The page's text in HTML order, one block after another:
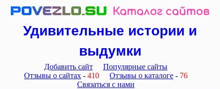
Удивительные истории и
выдумки
Добавить сайт
Популярные сайты
Отзывы о сайтах - 410 Отзывы о каталоге - 76
Связаться с нами